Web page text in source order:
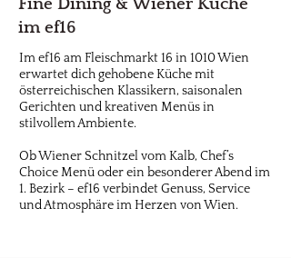
Fine Dining & Wiener Küche
im ef16
Im ef16 am Fleischmarkt 16 in 1010 Wien
erwartet dich gehobene Küche mit
österreichischen Klassikern, saisonalen
Gerichten und kreativen Menüs in
stilvollem Ambiente.
Ob Wiener Schnitzel vom Kalb, Chef’s
Choice Menü oder ein besonderer Abend im
1. Bezirk – ef16 verbindet Genuss, Service
und Atmosphäre im Herzen von Wien.